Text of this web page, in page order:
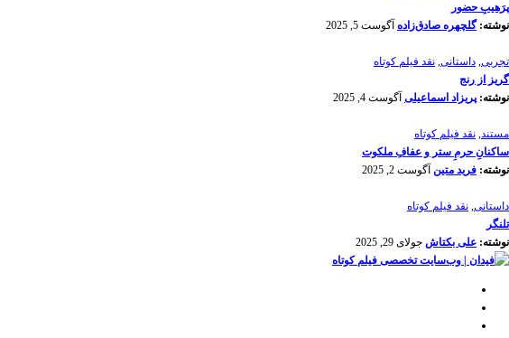
پرَهیب‌ِ حضور
نوشته:گلچهره صادق‌زاده آگوست 5, 2025
تجربی, داستانی, نقد فیلم کوتاه
گریز از رنج
نوشته:پریزاد اسماعیلی آگوست 4, 2025
مستند, نقد فیلم کوتاه
ساکنانِ حرمِ ستر و عفافِ ملکوت
نوشته: فرید متین آگوست 2, 2025
داستانی, نقد فیلم کوتاه
تلنگر
نوشته: علی بکتاش جولای 29, 2025